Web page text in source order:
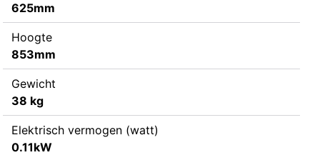
625mm
Hoogte
853mm
Gewicht
38 kg
Elektrisch vermogen (watt)
0.11kW